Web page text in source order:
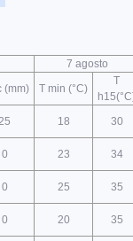
7 agosto
(mm) T min (°C)
T
18
30
0 23
34
0 25
35
0 20
35